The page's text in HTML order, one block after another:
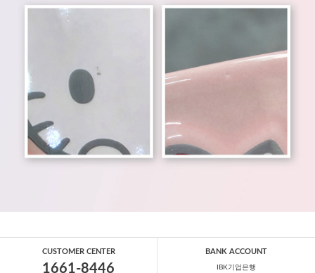
CUSTOMER CENTER
1661-8446
BANK ACCOUNT
IBK기업은행